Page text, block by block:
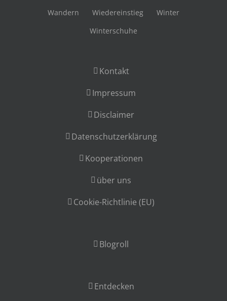
Wandern
Wiedereinstieg
Winter
Winterschuhe
Kontakt
Impressum
Disclaimer
Datenschutzerklärung
Kooperationen
über uns
Cookie-Richtlinie (EU)
Blogroll
Entdecken